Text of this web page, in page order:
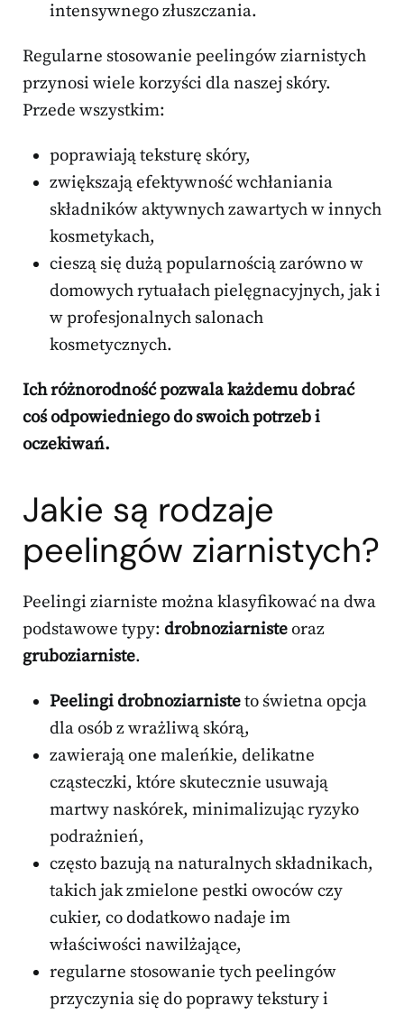
intensywnego złuszczania.
Regularne stosowanie peelingów ziarnistych
przynosi wiele korzyści dla naszej skóry.
Przede wszystkim:
poprawiają teksturę skóry,
zwiększają efektywność wchłaniania
składników aktywnych zawartych w innych
kosmetykach,
cieszą się dużą popularnością zarówno w
domowych rytuałach pielęgnacyjnych, jak i
w profesjonalnych salonach
kosmetycznych.
Ich różnorodność pozwala każdemu dobrać
coś odpowiedniego do swoich potrzeb i
oczekiwań.
Jakie są rodzaje
peelingów ziarnistych?
Peelingi ziarniste można klasyfikować na dwa
podstawowe typy: drobnoziarnisteoraz
gruboziarniste.
Peelingi drobnoziarnisteto świetna opcja
dla osób z wrażliwą skórą,
zawierają one maleńkie, delikatne
cząsteczki, które skutecznie usuwają
martwy naskórek, minimalizując ryzyko
podrażnień,
często bazują na naturalnych składnikach,
takich jak zmielone pestki owoców czy
cukier, co dodatkowo nadaje im
właściwości nawilżające,
regularne stosowanie tych peelingów
przyczynia się do poprawy tekstury i